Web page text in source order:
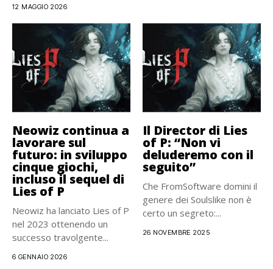
12 MAGGIO 2026
Neowiz continua a
lavorare sul
futuro: in sviluppo
cinque giochi,
incluso il sequel di
Lies of P
Neowiz ha lanciato Lies of P
nel 2023 ottenendo un
successo travolgente...
6 GENNAIO 2026
Il Director di Lies
of P: “Non vi
deluderemo con il
seguito”
Che FromSoftware domini il
genere dei Soulslike non è
certo un segreto:...
26 NOVEMBRE 2025